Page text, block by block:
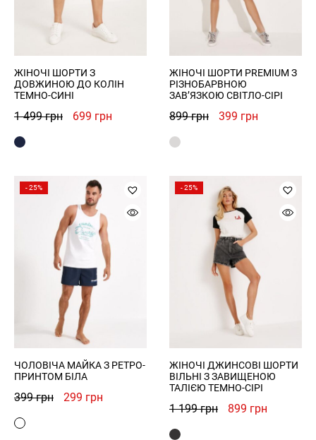
ЖІНОЧІ ШОРТИ З
ДОВЖИНОЮ ДО КОЛІН
ТЕМНО-СИНІ
1 499грн
Оригінальна
699 грн
ЖІНОЧІ ШОРТИ PREMIUM З
РІЗНОБАРВНОЮ
ЗАВ’ЯЗКОЮ СВІТЛО-СІРІ
899грн
Оригінальна
399 грн
- 25%
ЧОЛОВІЧА МАЙКА З РЕТРО-
ПРИНТОМ БІЛА
399грн
Оригінальна
299 грн
- 25%
ЖІНОЧІ ДЖИНСОВІ ШОРТИ
ВІЛЬНІ З ЗАВИЩЕНОЮ
ТАЛІЄЮ ТЕМНО-СІРІ
1 199грн
Оригінальна
899 грн
ВХІД
Forgot Password?
Log in
РЕЄСТРАЦІЯ
ЗАБУЛИ ПАРОЛЬ?
Remember Password?
Send
ВІДНОВЛЕННЯ ПАРОЛЮ